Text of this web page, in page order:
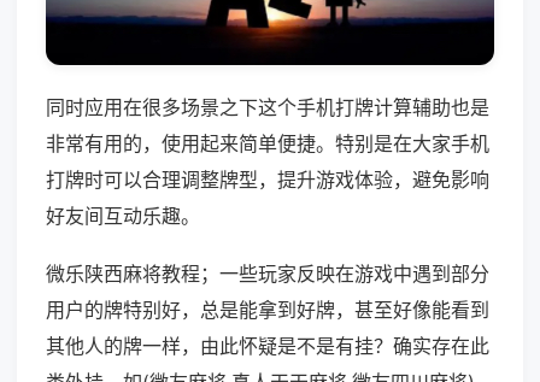
同时应用在很多场景之下这个手机打牌计算辅助也是
非常有用的，使用起来简单便捷。特别是在大家手机
打牌时可以合理调整牌型，提升游戏体验，避免影响
好友间互动乐趣。
微乐陕西麻将教程；一些玩家反映在游戏中遇到部分
用户的牌特别好，总是能拿到好牌，甚至好像能看到
其他人的牌一样，由此怀疑是不是有挂？确实存在此